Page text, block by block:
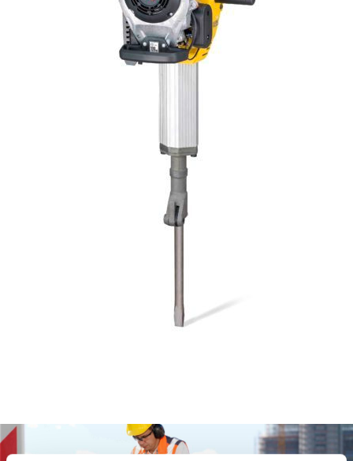
KASUTATUD TEHNIKA
KARJÄÄR
KONTAKT